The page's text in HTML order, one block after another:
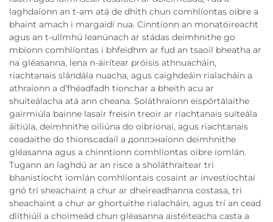
laghdaíonn an t-am atá de dhíth chun comhlíontas oibre a
bhaint amach i margaidí nua. Cinntíonn an monatóireacht
agus an t-ullmhú leanúnach ar stádas deimhnithe go
mbíonn comhlíontas i bhfeidhm ar fud an tsaoil bheatha ar
na gléasanna, lena n-áirítear próisis athnuacháin,
riachtanais slándála nuacha, agus caighdeáin rialacháin a
athraíonn a d’fhéadfadh tionchar a bheith acu ar
shuiteálacha atá ann cheana. Soláthraíonn eispórtálaithe
gairmiúla bainne lasair freisin treoir ar riachtanais suiteála
áitiúla, deimhnithe oiliúna do oibríonaí, agus riachtanais
ceadaithe do thionscadail a доплэнаíonn deimhnithe
gléasanna agus a chinntíonn comhlíontas oibre iomlán.
Tugann an laghdú ar an risce a sholáthraítear trí
bhanistíocht iomlán comhlíontais cosaint ar investíochtaí
gnó trí sheachaint a chur ar dheireadhanna costasa, trí
sheachaint a chur ar ghortuithe rialacháin, agus trí an cead
dlíthiúil a choimeád chun gléasanna aistéiteacha casta a